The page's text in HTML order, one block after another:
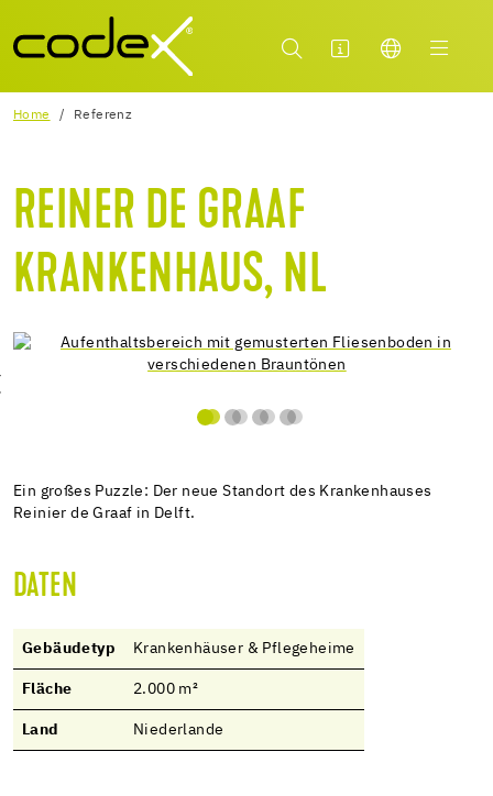
Home Referenz
REINER DE GRAAF
KRANKENHAUS, NL
Ein großes Puzzle: Der neue Standort des Krankenhauses
Reinier de Graaf in Delft.
DATEN
Gebäudetyp Krankenhäuser & Pflegeheime
Fläche 2.000 m²
Land Niederlande